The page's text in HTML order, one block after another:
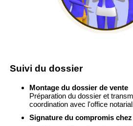
Suivi du dossier
Montage du dossier de vente
Préparation du dossier et
coordination avec l'office
Signature du compromis